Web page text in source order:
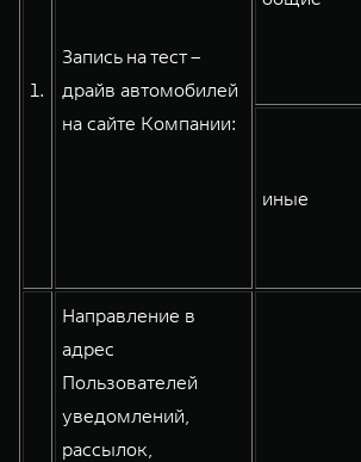
от 8
1.
Запись на тест –
драйв автомобилей
на сайте Компании:
иные
Направление в
адрес
Пользователей
уведомлений,
рассылок,